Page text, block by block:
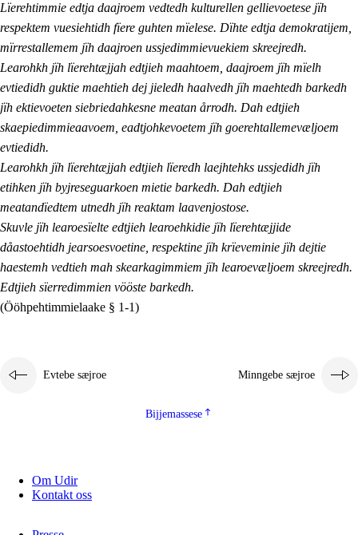
Lïerehtimmie edtja daajroem vedtedh kulturellen gellievoetese jïh
respektem vuesiehtidh fïere guhten mïelese. Dïhte edtja demokratijem,
mïrrestallemem jïh daajroen ussjedimmievuekiem skreejredh.
Learohkh jïh lïerehtæjjah edtjieh maahtoem, daajroem jïh mïelh
evtiedidh guktie maehtieh dej jieledh haalvedh jïh maehtedh barkedh
jïh ektievoeten siebriedahkesne meatan årrodh. Dah edtjieh
skaepiedimmieaavoem, eadtjohkevoetem jïh goerehtallemevæljoem
evtiedidh.
Learohkh jïh lïerehtæjjah edtjieh lïeredh laejhtehks ussjedidh jïh
etihken jïh byjreseguarkoen mietie barkedh. Dah edtjieh
meatandïedtem utnedh jïh reaktam laavenjostose.
Skuvle jïh learoesïelte edtjieh learoehkidie jïh lïerehtæjjide
dåastoehtidh jearsoesvoetine, respektine jïh krïeveminie jïh dejtie
haestemh vedtieh mah skearkagimmiem jïh learoevæljoem skreejredh.
Edtjieh sïerredimmien vööste barkedh.
(Ööhpehtimmielaake § 1-1)
Evtebe sæjroe Minngebe sæjroe
Bijjemassese
Om Udir
Kontakt oss